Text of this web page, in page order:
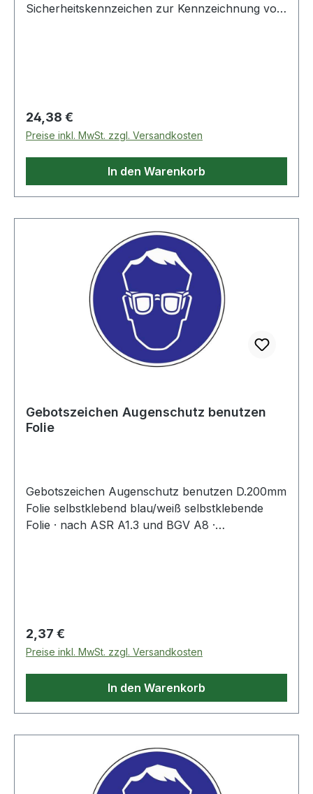
Sicherheitskennzeichen zur Kennzeichnung von
EN ISO 7010 · gemäß ASR A1.5/1,2 Fußböden
nach DIN 51130 Rutschhemmung (R-Gruppe) R9
· Maße: Ø 430 mm, Stärke 0,4 mm
Regulärer Preis:
24,38 €
Preise inkl. MwSt. zzgl. Versandkosten
In den Warenkorb
Gebotszeichen Augenschutz benutzen
Folie
Gebotszeichen Augenschutz benutzen D.200mm
Folie selbstklebend blau/weiß selbstklebende
Folie · nach ASR A1.3 und BGV A8 ·
Regulärer Preis:
2,37 €
Preise inkl. MwSt. zzgl. Versandkosten
In den Warenkorb